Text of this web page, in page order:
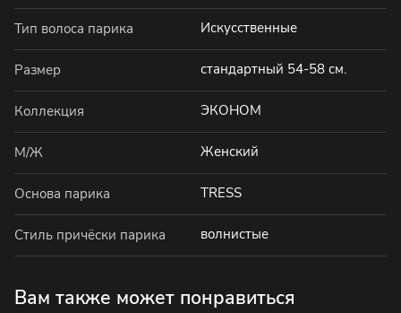
Тип волоса парика Искусственные
Размер стандартный 54-58 см.
Коллекция ЭКОНОМ
М/Ж Женский
Основа парика TRESS
Стиль причёски парика волнистые
Вам также может понравиться